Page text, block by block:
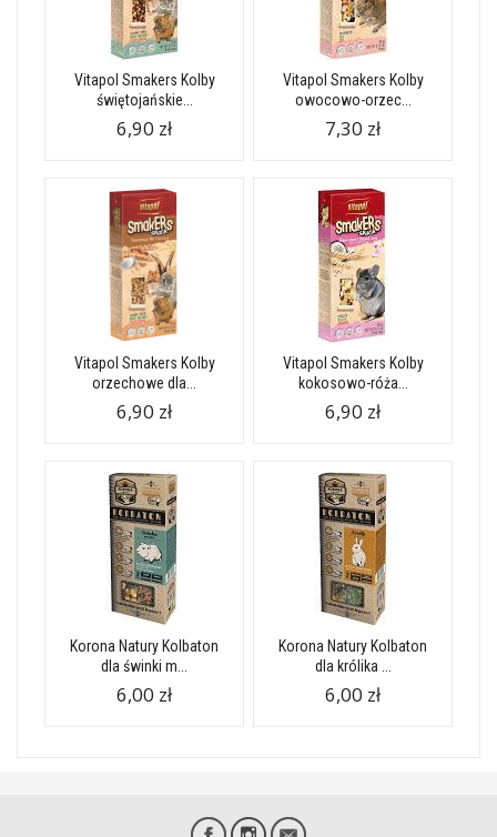
Vitapol Smakers Kolby
świętojańskie...
6,90 zł
Vitapol Smakers Kolby
owocowo-orzec...
7,30 zł
Vitapol Smakers Kolby
orzechowe dla...
6,90 zł
Vitapol Smakers Kolby
kokosowo-róża...
6,90 zł
Korona Natury Kolbaton
dla świnki m...
6,00 zł
Korona Natury Kolbaton
dla królika ...
6,00 zł